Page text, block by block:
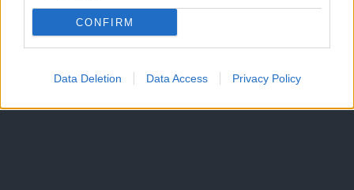
CONFIRM
Data Deletion Data Access Privacy Policy